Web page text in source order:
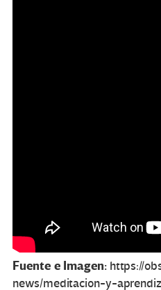
Fuente e Imagen: https://
news/meditacion-y-